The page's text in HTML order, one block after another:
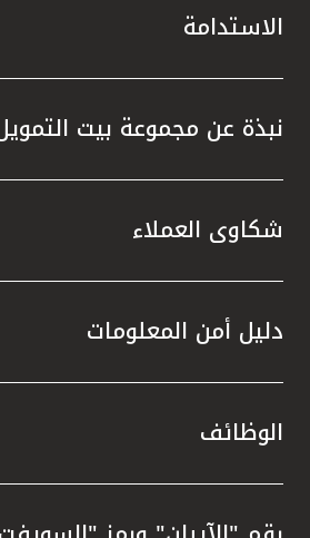
الاستدامة
نبذة عن مجموعة بيت
شكاوى العملاء
دليل أمن المعلومات
الوظائف